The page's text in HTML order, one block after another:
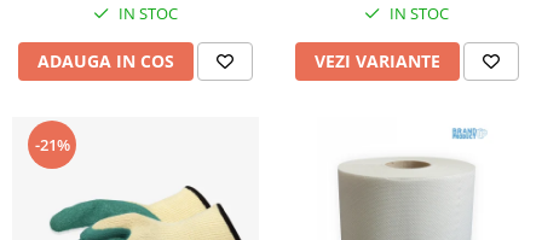
personalizate
Stampile, tusiere si tus
Imbracaminte
Tricouri
Camasi
IN STOC
ADAUGA IN COS
IN STOC
VEZI VARIANTE
-21%